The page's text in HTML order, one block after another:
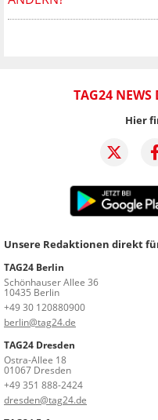
TAG24
Hier
Unsere Redaktionen direkt
TAG24 Berlin
Schönhauser Allee 36
10435 Berlin
+49 30 120880900
berlin@tag24.de
TAG24 Dresden
Ostra-Allee 18
01067 Dresden
+49 351 888-2424
dresden@tag24.de